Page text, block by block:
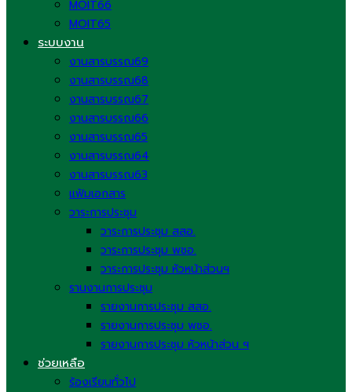
MOIT66
MOIT65
ระบบงาน
งานสารบรรณ69
งานสารบรรณ68
งานสารบรรณ67
งานสารบรรณ66
งานสารบรรณ65
งานสารบรรณ64
งานสารบรรณ63
แฟ้มเอกสาร
วาระการประชุม
วาระการประชุม สสอ.
วาระการประชุม พชอ.
วาระการประชุม หัวหน้าส่วนฯ
รานงานการประชุม
รายงานการประชุม สสอ.
รายงานการประชุม พชอ.
รายงานการประชุม หัวหน้าส่วน ฯ
ช่วยเหลือ
ร้องเรียนทั่วไป